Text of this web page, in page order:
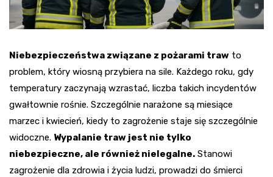
Niebezpieczeństwa związane z pożarami traw to
problem, który wiosną przybiera na sile. Każdego roku, gdy
temperatury zaczynają wzrastać, liczba takich incydentów
gwałtownie rośnie. Szczególnie narażone są miesiące
marzec i kwiecień, kiedy to zagrożenie staje się szczególnie
widoczne. Wypalanie traw jest nie tylko
niebezpieczne, ale również nielegalne. Stanowi
zagrożenie dla zdrowia i życia ludzi, prowadzi do śmierci